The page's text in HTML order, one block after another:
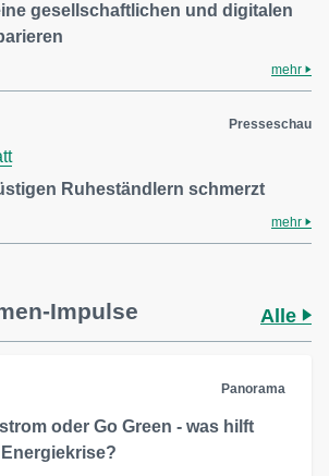
gesellschaftlichen und digitalen
mehr
Presseschau
Ruheständlern schmerzt
mehr
Impulse Alle
Panorama
oder Go Green - was hilft